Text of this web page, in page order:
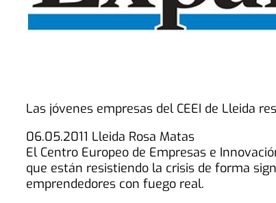
Las jóvenes empresas del CEEI de Lleida
06.05.2011 Lleida Rosa Matas
El Centro Europeo de Empresas e
que están resistiendo la crisis de forma
emprendedores con fuego real.